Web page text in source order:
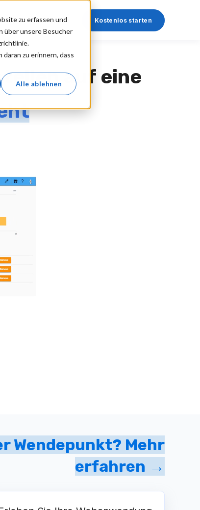
zu erfassen und
über unsere Besucher
zu erinnern, dass
Alle ablehnen
Anmelden Kostenlos starten
auf eine
Wendepunkt? Mehr
erfahren →